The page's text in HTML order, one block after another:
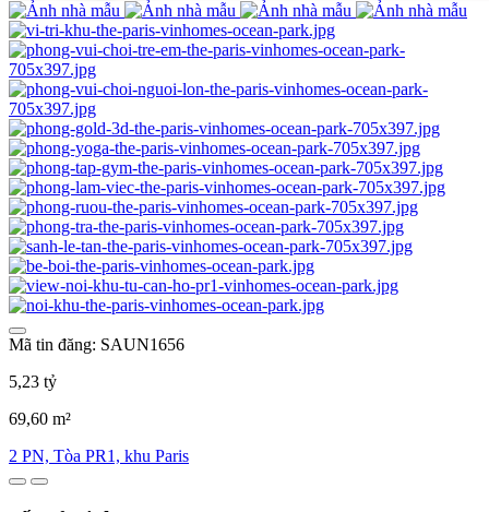
Mã tin đăng: SAUN1656
5,23 tỷ
69,60 m²
2 PN, Tòa PR1, khu Paris